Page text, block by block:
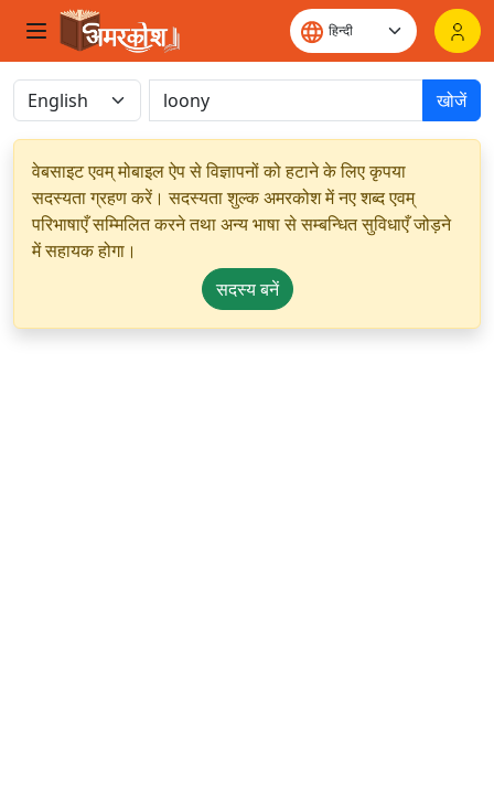
खोजें
वेबसाइट एवम् मोबाइल ऐप से विज्ञापनों को हटाने के लिए कृपया
सदस्यता ग्रहण करें। सदस्यता शुल्क अमरकोश में नए शब्द एवम्
परिभाषाएँ सम्मिलित करने तथा अन्य भाषा से सम्बन्धित सुविधाएँ जोड़ने
में सहायक होगा।
सदस्य बनें